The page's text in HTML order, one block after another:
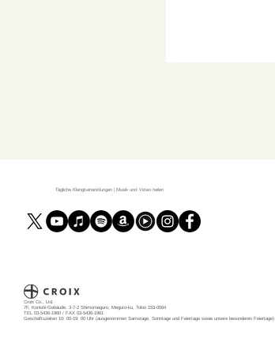
Tägliche Klangbehandlungen | Musik und Video heilen
Croix Co., Ltd.
7F, Konishi-Gebäude, 3-7-2 Shimomeguro, Meguro-ku, Tokio 153-0064
TEL 03-5436-1960 / FAX 03-5436-1961
Geschäftszeiten 10: 00-19: 00 Uhr (ausgenommen Samstage, Sonntage und Feiertage sowie unsere besonderen Feiertage)